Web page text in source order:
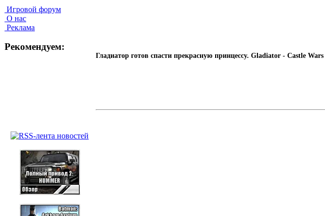
Игровой форум
О нас
Реклама
Рекомендуем:
Гладиатор готов спасти прекрасную принцессу. Gladiator - Castle